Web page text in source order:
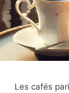
Les cafés